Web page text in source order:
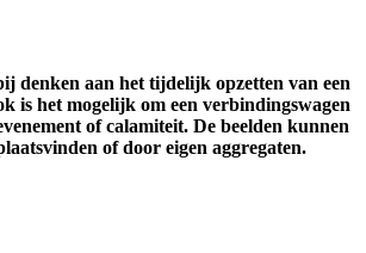
denken aan het tijdelijk opzetten van een
is het mogelijk om een verbindingswagen
of calamiteit. De beelden kunnen
of door eigen aggregaten.